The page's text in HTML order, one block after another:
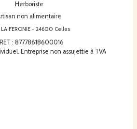
Herboriste
non alimentaire
LA FERONIE - 24600 Celles
: 87778618600016
Entreprise non assujettie à TVA